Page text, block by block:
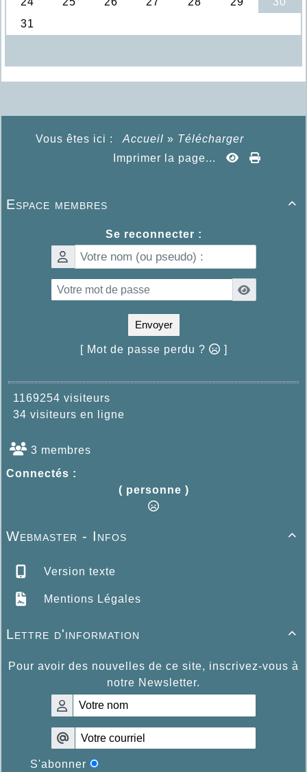
Vous êtes ici : Accueil » Télécharger
Imprimer la page...

Espace membres
Se reconnecter :
Envoyer
[ Mot de passe perdu ? ]
1169254 visiteurs
34 visiteurs en ligne
3 membres
Connectés :
( personne )

Webmaster - Infos
Version texte
Mentions Légales

Lettre d'information
Pour avoir des nouvelles de ce site, inscrivez-vous à
notre Newsletter.
S'abonner